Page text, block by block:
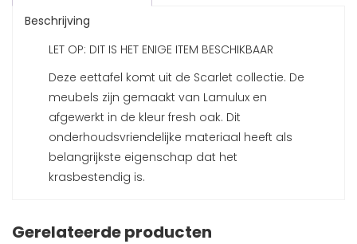
Beschrijving
LET OP: DIT IS HET ENIGE ITEM BESCHIKBAAR
Deze eettafel komt uit de Scarlet collectie. De
meubels zijn gemaakt van Lamulux en
afgewerkt in de kleur fresh oak. Dit
onderhoudsvriendelijke materiaal heeft als
belangrijkste eigenschap dat het
krasbestendig is.
Gerelateerde producten